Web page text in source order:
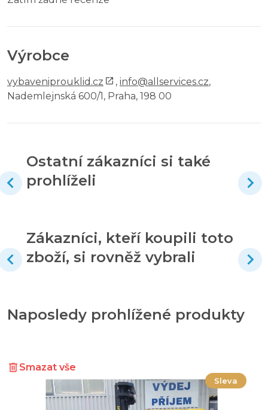
Výrobce
vybaveniprouklid.cz , info@allservices.cz,
Nademlejnská 600/1, Praha, 198 00
Ostatní zákazníci si také
prohlíželi
Zákazníci, kteří koupili toto
zboží, si rovněž vybrali
Naposledy prohlížené produkty
Smazat vše
Sleva